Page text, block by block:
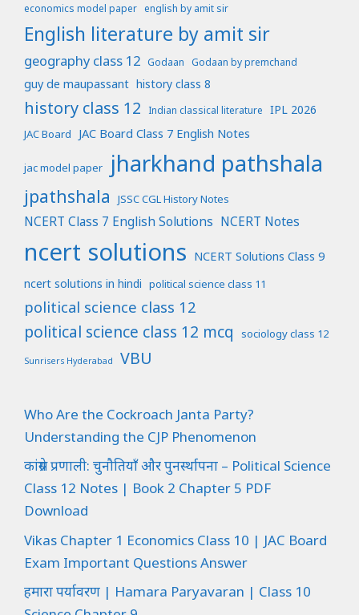
economics model paper english by amit sir
English literature by amit sir
geography class 12 Godaan Godaan by premchand
guy de maupassant history class 8
history class 12 Indian classical literature IPL 2026
JAC Board JAC Board Class 7 English Notes
jac model paper jharkhand pathshala
jpathshala JSSC CGL History Notes
NCERT Class 7 English Solutions NCERT Notes
ncert solutions NCERT Solutions Class 9
ncert solutions in hindi political science class 11
political science class 12
political science class 12 mcq sociology class 12
Sunrisers Hyderabad VBU
Who Are the Cockroach Janta Party?
Understanding the CJP Phenomenon
कांग्रेस प्रणाली: चुनौतियाँ और पुनर्स्थापना – Political Science
Class 12 Notes | Book 2 Chapter 5 PDF
Download
Vikas Chapter 1 Economics Class 10 | JAC Board
Exam Important Questions Answer
हमारा पर्यावरण | Hamara Paryavaran | Class 10